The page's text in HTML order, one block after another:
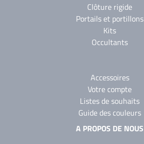
Clôture rigide
Portails et portillons
Kits
Occultants
Accessoires
Votre compte
Listes de souhaits
Guide des couleurs
A PROPOS DE NOUS